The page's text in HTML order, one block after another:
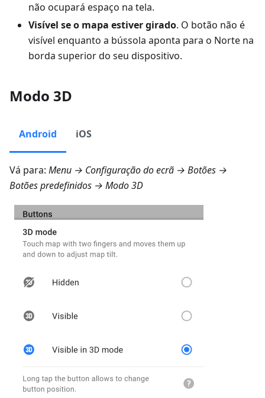
não ocupará espaço na tela.
Visível se o mapa estiver girado. O botão não é
visível enquanto a bússola aponta para o Norte na
borda superior do seu dispositivo.
Modo 3D
Android iOS
Vá para: Menu → Configuração do ecrã → Botões →
Botões predefinidos → Modo 3D